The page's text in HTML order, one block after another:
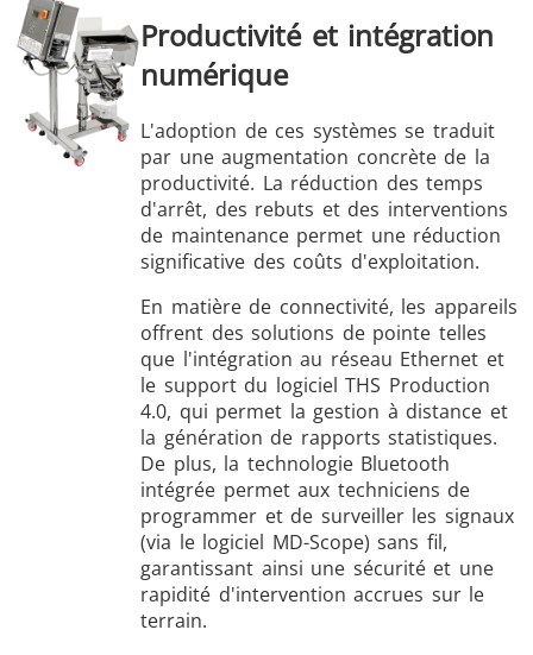
Productivité et intégration
numérique
L'adoption de ces systèmes se traduit
par une augmentation concrète de la
productivité. La réduction des temps
d'arrêt, des rebuts et des interventions
de maintenance permet une réduction
significative des coûts d'exploitation.
En matière de connectivité, les appareils
offrent des solutions de pointe telles
que l'intégration au réseau Ethernet et
le support du logiciel THS Production
4.0, qui permet la gestion à distance et
la génération de rapports statistiques.
De plus, la technologie Bluetooth
intégrée permet aux techniciens de
programmer et de surveiller les signaux
(via le logiciel MD-Scope) sans fil,
garantissant ainsi une sécurité et une
rapidité d'intervention accrues sur le
terrain.